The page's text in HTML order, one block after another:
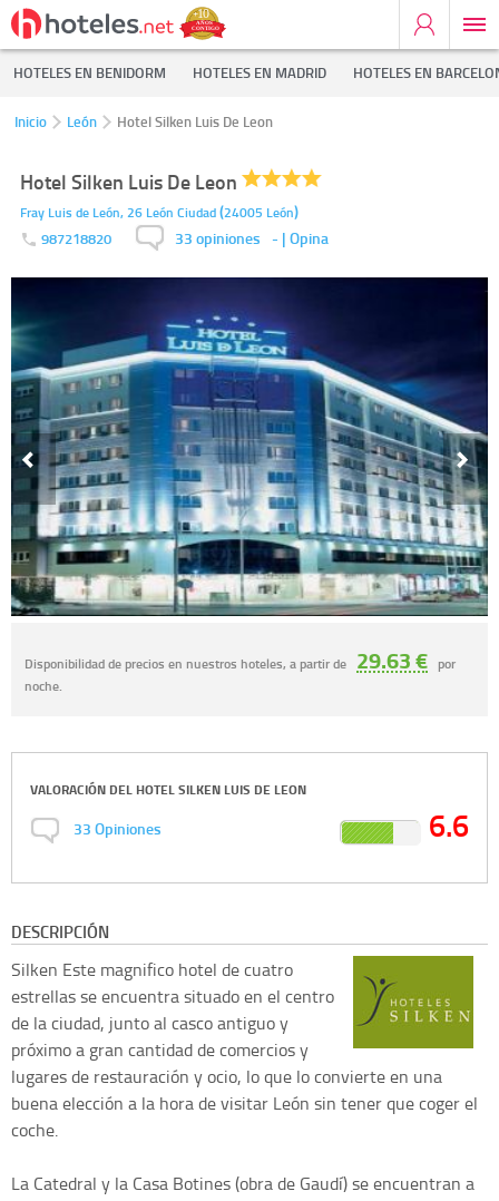
HOTELES EN BENIDORM HOTELES EN MADRID HOTELES EN
Inicio León Hotel Silken Luis De Leon
Hotel Silken Luis De Leon
Fray Luis de León, 26 León Ciudad(24005 León)
987218820 33 opiniones - | Opina
Disponibilidad de precios en nuestros hoteles, a partir de 29.63 € por
noche.
VALORACIÓN DEL HOTEL SILKEN LUIS DE LEON
33Opiniones 6.6
DESCRIPCIÓN
Silken Este magnifico hotel de cuatro
estrellas se encuentra situado en el centro
de la ciudad, junto al casco antiguo y
próximo a gran cantidad de comercios y
lugares de restauración y ocio, lo que lo convierte en una
buena elección a la hora de visitar León sin tener que coger el
coche.
La Catedral y la Casa Botines (obra de Gaudí) se encuentran a